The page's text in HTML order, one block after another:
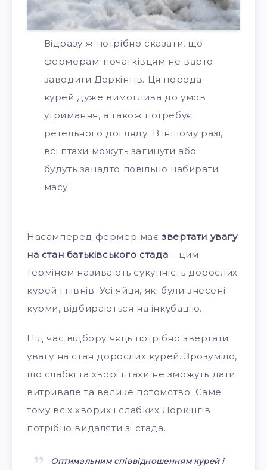
Відразу ж потрібно сказати, що
фермерам-початківцям не варто
заводити Доркінгів. Ця порода
курей дуже вимоглива до умов
утримання, а також потребує
ретельного догляду. В іншому разі,
всі птахи можуть загинути або
будуть занадто повільно набирати
масу.
Насамперед фермер маєзвертати увагу
на стан батьківського стада – цим
терміном називають сукупність дорослих
курей і півнів. Усі яйця, які були знесені
курми, відбираються на інкубацію.
Під час відбору яєць потрібно звертати
увагу на стан дорослих курей. Зрозуміло,
що слабкі та хворі птахи не зможуть дати
витривале та велике потомство. Саме
тому всіх хворих і слабких Доркінгів
потрібно видаляти зі стада.
Оптимальним співвідношенням курей і